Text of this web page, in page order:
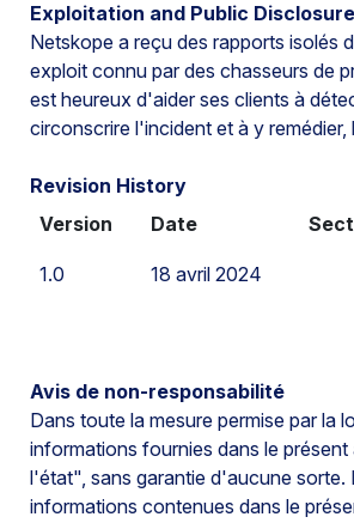
Exploitation and Public
Netskope a reçu des rapports isolés
exploit connu par des chasseurs de
est heureux d'aider ses clients à
circonscrire l'incident et à y remédier,
Revision History
Version
Date
1.0 18 avril 2024
Avis de non-responsabilité
Dans toute la mesure permise par la
informations fournies dans le
l'état", sans garantie d'aucune sorte.
informations contenues dans le